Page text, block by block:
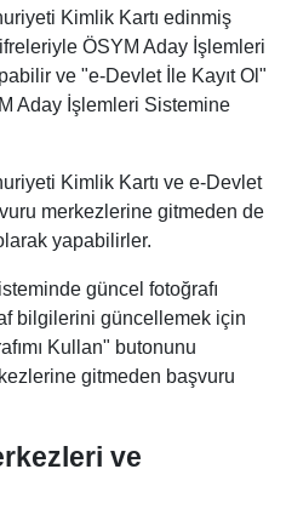
Kimlik Kartı edinmiş
ÖSYM Aday İşlemleri
ve "e-Devlet İle Kayıt Ol"
Aday İşlemleri Sistemine
Kimlik Kartı ve e-Devlet
merkezlerine gitmeden de
yapabilirler.
güncel fotoğrafı
bilgilerini güncellemek için
Kullan" butonunu
gitmeden başvuru
ve